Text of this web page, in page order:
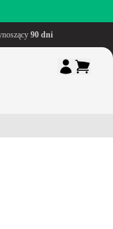
90 dni